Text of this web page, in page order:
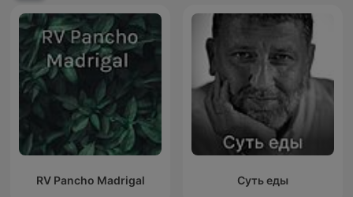
RV Pancho Madrigal Суть еды